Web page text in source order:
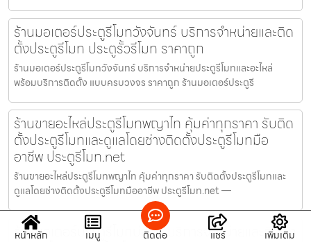
ร้านมอเตอร์ประตูรีโมทวังจันทร์ บริการจำหน่ายและติด
ตั้งประตูรีโมท ประตูรั้วรีโมท ราคาถูก
ร้านมอเตอร์ประตูรีโมทวังจันทร์ บริการจำหน่ายประตูรีโมทและอะไหล่
พร้อมบริการติดตั้ง แบบครบวงจร ราคาถูก ร้านมอเตอร์ประตูรี
ร้านขายอะไหล่ประตูรีโมทพญาไท คุ้มค่าทุกราคา รับติด
ตั้งประตูรีโมทและดูแลโดยช่างติดตั้งประตูรีโมทมือ
อาชีพ ประตูรีโมท.net
ร้านขายอะไหล่ประตูรีโมทพญาไท คุ้มค่าทุกราคา รับติดตั้งประตูรีโมทและ
ดูแลโดยช่างติดตั้งประตูรีโมทมืออาชีพ ประตูรีโมท.net —
ร้านมอเตอร์ประตูรีโมทบ่อวิน บริการจำหน่ายและติดตั้ง
หน้าหลัก เมนู ติดต่อ แชร์ เพิ่มเติม